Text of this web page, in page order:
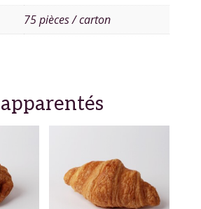
75 pièces / carton